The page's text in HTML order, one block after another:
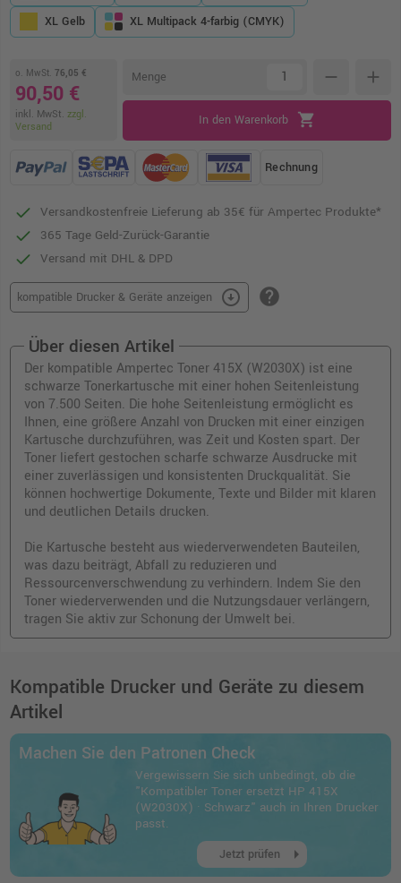
XL Gelb
XL Multipack 4-farbig (CMYK)
o. MwSt. 76,05 €
90,50 €
inkl. MwSt. zzgl.
Versand
Menge remove add
In den Warenkorb shopping_cart
Rechnung
Versandkostenfreie Lieferung ab 35€ für Ampertec Produkte*
365 Tage Geld-Zurück-Garantie
Versand mit DHL & DPD
kompatible Drucker & Geräte anzeigen arrow_circle_down help
Über diesen Artikel
Der kompatible Ampertec Toner 415X (W2030X) ist eine
schwarze Tonerkartusche mit einer hohen Seitenleistung
von 7.500 Seiten. Die hohe Seitenleistung ermöglicht es
Ihnen, eine größere Anzahl von Drucken mit einer einzigen
Kartusche durchzuführen, was Zeit und Kosten spart. Der
Toner liefert gestochen scharfe schwarze Ausdrucke mit
einer zuverlässigen und konsistenten Druckqualität. Sie
können hochwertige Dokumente, Texte und Bilder mit klaren
und deutlichen Details drucken.
Die Kartusche besteht aus wiederverwendeten Bauteilen,
was dazu beiträgt, Abfall zu reduzieren und
Ressourcenverschwendung zu verhindern. Indem Sie den
Toner wiederverwenden und die Nutzungsdauer verlängern,
tragen Sie aktiv zur Schonung der Umwelt bei.
Kompatible Drucker und Geräte zu diesem
Artikel
Machen Sie den Patronen Check
Vergewissern Sie sich unbedingt, ob die
"Kompatibler Toner ersetzt HP 415X
(W2030X) · Schwarz" auch in Ihren Drucker
passt.
Jetzt prüfen arrow_right